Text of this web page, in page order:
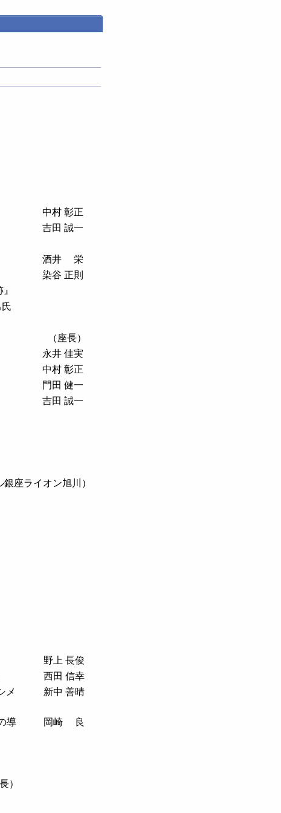
中村 彰正
吉田 誠一
酒井 栄
染谷 正則
（座長）
永井 佳実
中村 彰正
門田 健一
吉田 誠一
座ライオン旭川）
野上 長俊
西田 信幸
メ
新中 善晴
導
岡崎 良
）